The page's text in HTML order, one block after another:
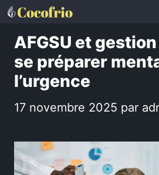
Aller
contenu
AFGSU et
se préparer
l’urgence
17 novembre 2025 par